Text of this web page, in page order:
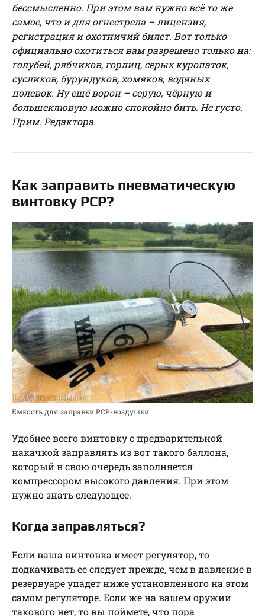
бессмысленно. При этом вам нужно всё то же
самое, что и для огнестрела – лицензия,
регистрация и охотничий билет. Вот только
официально охотиться вам разрешено только на:
голубей, рябчиков, горлиц, серых куропаток,
сусликов, бурундуков, хомяков, водяных
полевок. Ну ещё ворон – серую, чёрную и
большеклювую можно спокойно бить. Не густо.
Прим. Редактора.
Как заправить пневматическую
винтовку РСР?
Емкость для заправки РСР-воздушки
Удобнее всего винтовку с предварительной
накачкой заправлять из вот такого баллона,
который в свою очередь заполняется
компрессором высокого давления. При этом
нужно знать следующее.
Когда заправляться?
Если ваша винтовка имеет регулятор, то
подкачивать ее следует прежде, чем в давление в
резервуаре упадет ниже установленного на этом
самом регуляторе. Если же на вашем оружии
такового нет, то вы поймете, что пора